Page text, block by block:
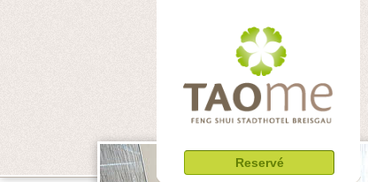
Reservé